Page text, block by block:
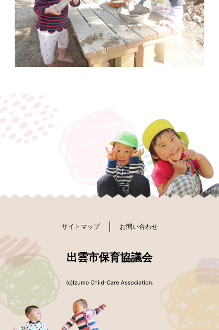
サイトマップ お問い合わせ
出雲市保育協議会
(c)Izumo Child-Care Association.